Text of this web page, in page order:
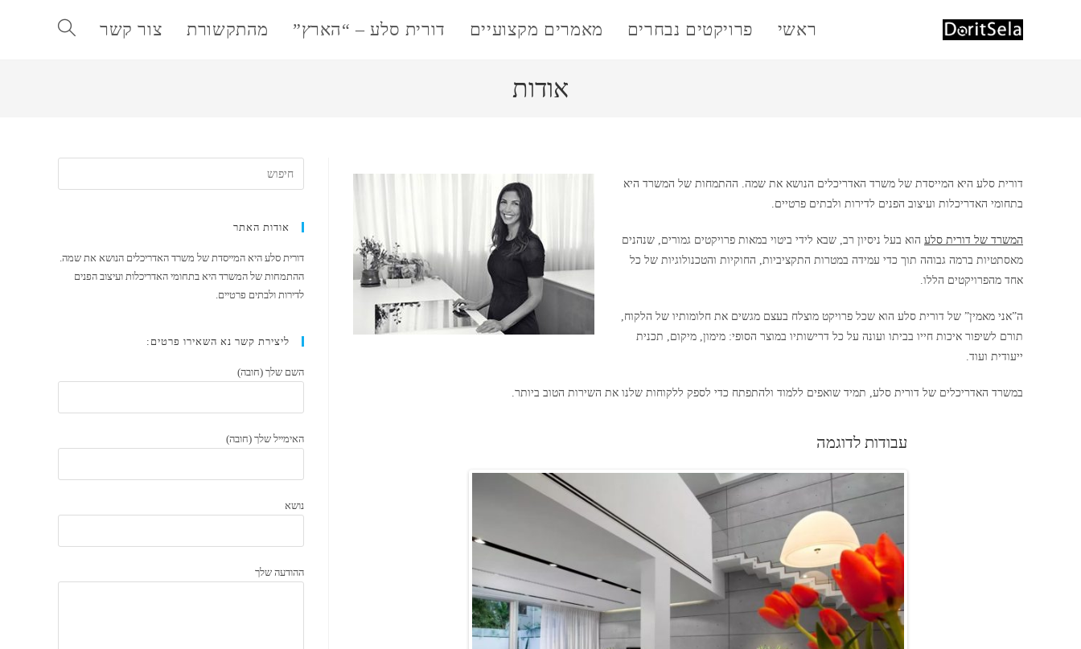
ראשי פרויקטים נבחרים מאמרים מקצועיים דורית סלע – “הארץ” מהתקשורת צור קשר Toggle
אודות
דורית סלע היא המייסדת של משרד האדריכלים הנושא את שמה. ההתמחות של המשרד היא
בתחומי האדריכלות ועיצוב הפנים לדירות ולבתים פרטיים.
המשרד של דורית סלע הוא בעל ניסיון רב, שבא לידי ביטוי במאות פרויקטים גמורים, שנהנים
מאסתטיות ברמה גבוהה תוך כדי עמידה במטרות התקציביות, החוקיות והטכנולוגיות של כל
אחד מהפרויקטים הללו.
ה”אני מאמין” של דורית סלע הוא שכל פרויקט מוצלח בעצם מגשים את חלומותיו של הלקוח,
תורם לשיפור איכות חייו בביתו ועונה על כל דרישותיו במוצר הסופי: מימון, מיקום, תכנית
ייעודית ועוד.
במשרד האדריכלים של דורית סלע, תמיד שואפים ללמוד ולהתפתח כדי לספק ללקוחות שלנו את השירות הטוב ביותר.
עבודות לדוגמה
אודות האתר
דורית סלע היא המייסדת של משרד האדריכלים הנושא את שמה.
ההתמחות של המשרד היא בתחומי האדריכלות ועיצוב הפנים
לדירות ולבתים פרטיים.
ליצירת קשר נא השאירו פרטים:
השם שלך (חובה)
האימייל שלך (חובה)
נושא
ההודעה שלך